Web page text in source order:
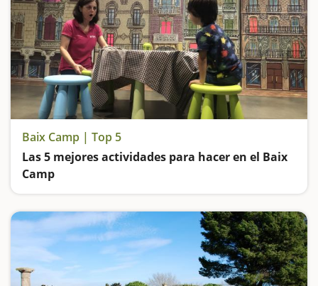
Baix Camp | Top 5
Las 5 mejores actividades para hacer en el Baix
Camp